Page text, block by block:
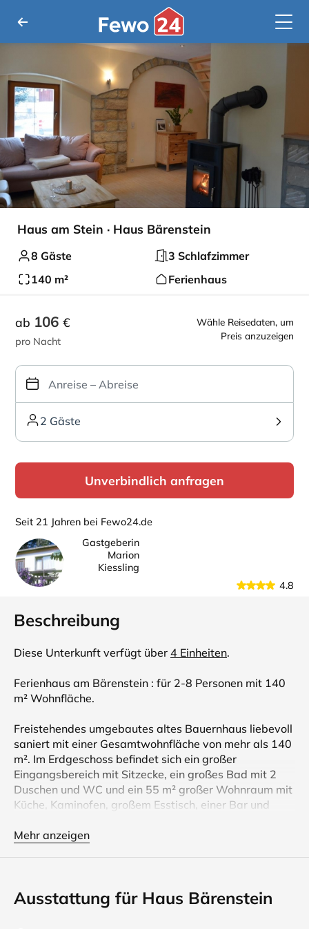
Haus am Stein · Haus Bärenstein
8 Gäste
3 Schlafzimmer
140 m²
Ferienhaus
Wähle Reisedaten, um
Preis anzuzeigen
ab 106 €
pro Nacht
2 Gäste
Unverbindlich anfragen
Seit 21 Jahren bei Fewo24.de
Gastgeberin
Marion
Kiessling
4.8
Beschreibung
Diese Unterkunft verfügt über 4 Einheiten.
Ferienhaus am Bärenstein : für 2-8 Personen mit 140
m² Wohnfläche.
Freistehendes umgebautes altes Bauernhaus liebevoll
saniert mit einer Gesamtwohnfläche von mehr als 140
m². Im Erdgeschoss befindet sich ein großer
Eingangsbereich mit Sitzecke, ein großes Bad mit 2
Duschen und WC und ein 55 m² großer Wohnraum mit
Küche, Kaminofen, großem Esstisch, einer Bar und
ist geeignet für größere Familien, Familien mit
Freunden und Ferien mit dem Vierbeiner.
Die Gästetaxe pro Person (Erwachsene) und Tag 3, - €
Mehr anzeigen
Ausstattung für Haus Bärenstein